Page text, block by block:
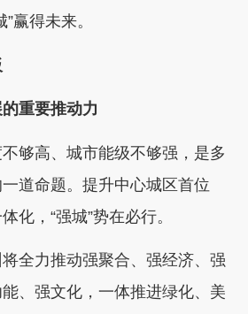
赢得未来。
重要推动力
够高、城市能级不够强，是多
道命题。提升中心城区首位
化，“强城”势在必行。
全力推动强聚合、强经济、强
、强文化，一体推进绿化、美